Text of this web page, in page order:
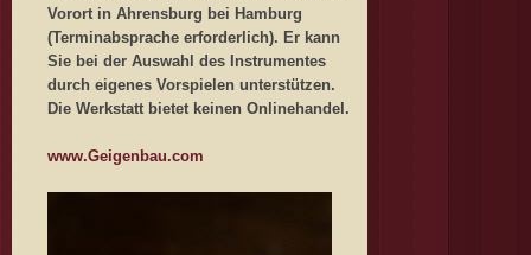
Vorort in Ahrensburg bei Hamburg
(Terminabsprache erforderlich). Er kann
Sie bei der Auswahl des Instrumentes
durch eigenes Vorspielen unterstützen.
Die Werkstatt bietet keinen Onlinehandel.
www.Geigenbau.com